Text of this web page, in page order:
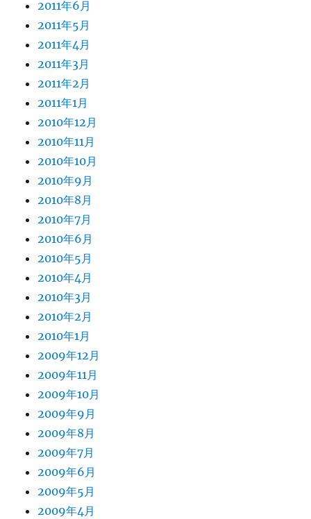
2011年6月
2011年5月
2011年4月
2011年3月
2011年2月
2011年1月
2010年12月
2010年11月
2010年10月
2010年9月
2010年8月
2010年7月
2010年6月
2010年5月
2010年4月
2010年3月
2010年2月
2010年1月
2009年12月
2009年11月
2009年10月
2009年9月
2009年8月
2009年7月
2009年6月
2009年5月
2009年4月